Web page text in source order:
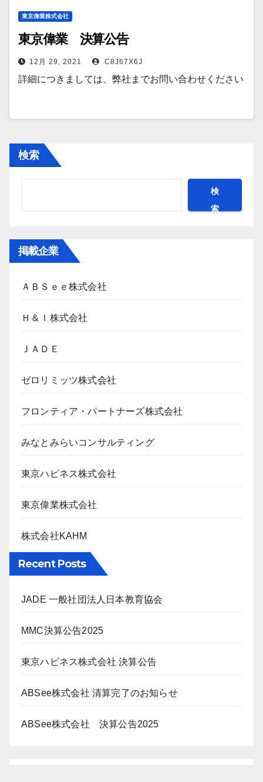
東京偉業株式会社
東京偉業 決算公告
12月 29, 2021 C8J67X6J
詳細につきましては、弊社までお問い合わせください
検索
検
索
掲載企業
ＡＢＳｅｅ株式会社
Ｈ＆Ｉ株式会社
ＪＡＤＥ
ゼロリミッツ株式会社
フロンティア・パートナーズ株式会社
みなとみらいコンサルティング
東京ハピネス株式会社
東京偉業株式会社
株式会社KAHM
Recent Posts
JADE 一般社団法人日本教育協会
MMC決算公告2025
東京ハピネス株式会社 決算公告
ABSee株式会社 清算完了のお知らせ
ABSee株式会社 決算公告2025